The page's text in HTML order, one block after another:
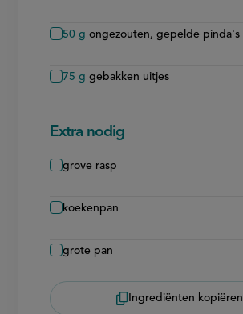
50 g ongezouten, gepelde pinda's
75 g gebakken uitjes
Extra nodig
grove rasp
koekenpan
grote pan
Ingrediënten kopiëren